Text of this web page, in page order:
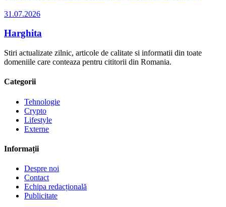
31.07.2026
Harghita
Stiri actualizate zilnic, articole de calitate si informatii din toate
domeniile care conteaza pentru cititorii din Romania.
Categorii
Tehnologie
Crypto
Lifestyle
Externe
Informații
Despre noi
Contact
Echipa redacțională
Publicitate